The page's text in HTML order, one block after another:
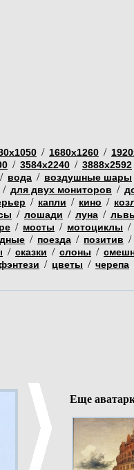
/ 1680х1260 /
/ 3584х2240 / 3888х2592
/ вода / воздушные шары
/ для двух мониторов /
/ капли / кино /
/ лошади / луна /
/ мосты / мотоциклы /
/ поезда / позитив /
/ сказки / слоны /
/ цветы / черепа
Еще